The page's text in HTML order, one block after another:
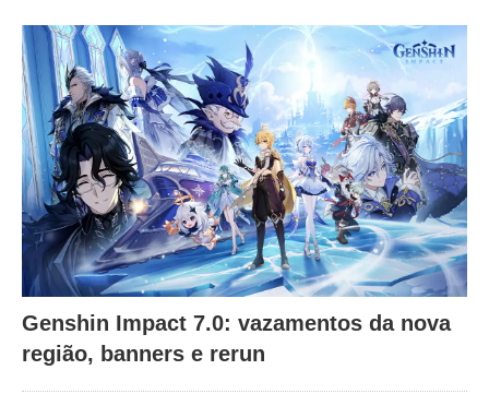
Genshin Impact 7.0: vazamentos da nova
região, banners e rerun